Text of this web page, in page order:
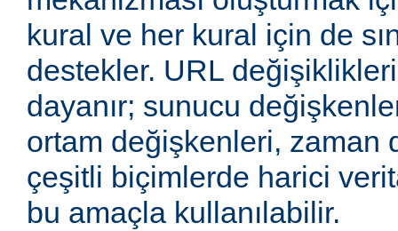
kural ve her kural için de
destekler. URL
dayanır; sunucu
ortam değişkenleri, zaman
çeşitli biçimlerde harici
bu amaçla kullanılabilir.